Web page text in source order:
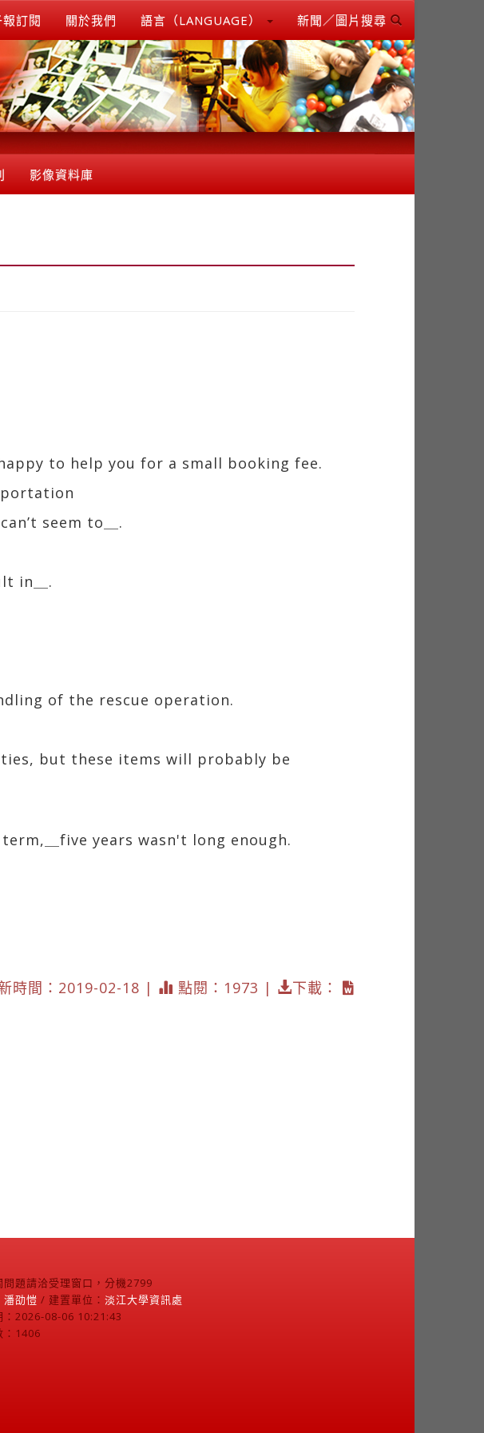
報訂閱 關於我們 語言（LANGUAGE） 新聞／圖片搜尋
影像資料庫
to help you for a small booking fee.
seem to＿.
in＿.
of the rescue operation.
but these items will probably be
＿five years wasn't long enough.
時間：2019-02-18 | 點閱：1973 | 下載：
問題請洽受理窗口，分機2799
潘劭愷 / 建置單位： 淡江大學資訊處
：2026-08-06 10:21:43
：1406